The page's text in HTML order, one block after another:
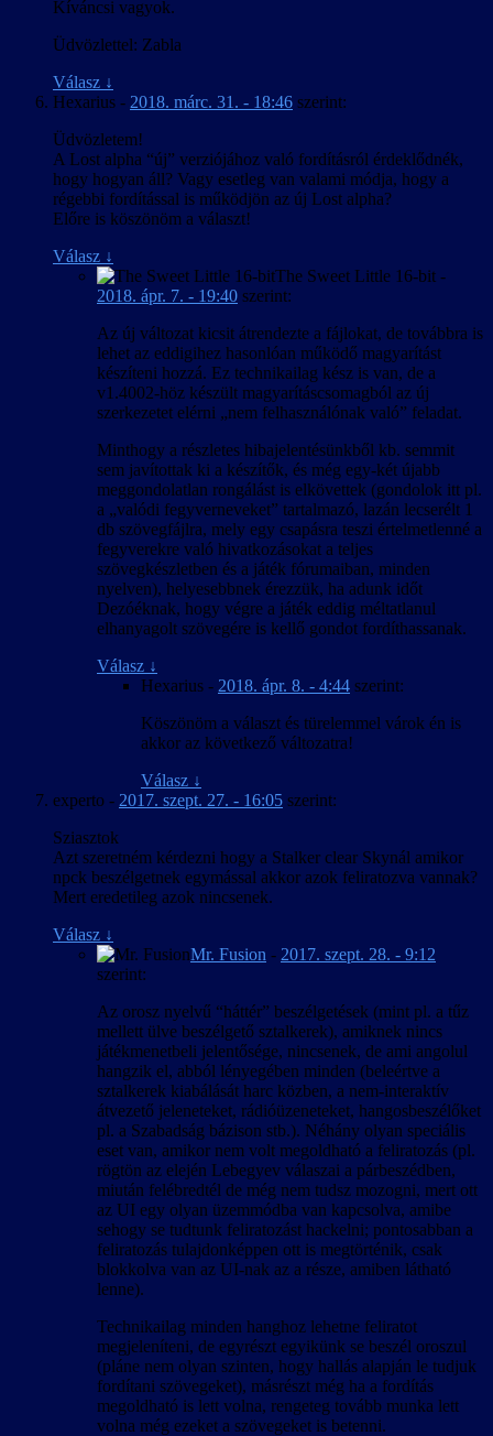
Kíváncsi vagyok.
Üdvözlettel: Zabla
Válasz ↓
Hexarius - 2018. márc. 31. - 18:46 szerint:
Üdvözletem!
A Lost alpha “új” verziójához való fordításról érdeklődnék,
hogy hogyan áll? Vagy esetleg van valami módja, hogy a
régebbi fordítással is működjön az új Lost alpha?
Előre is köszönöm a választ!
Válasz ↓
The Sweet Little 16-bit -
2018. ápr. 7. - 19:40 szerint:
Az új változat kicsit átrendezte a fájlokat, de továbbra is
lehet az eddigihez hasonlóan működő magyarítást
készíteni hozzá. Ez technikailag kész is van, de a
v1.4002-höz készült magyarításcsomagból az új
szerkezetet elérni „nem felhasználónak való” feladat.
Minthogy a részletes hibajelentésünkből kb. semmit
sem javítottak ki a készítők, és még egy-két újabb
meggondolatlan rongálást is elkövettek (gondolok itt pl.
a „valódi fegyverneveket” tartalmazó, lazán lecserélt 1
db szövegfájlra, mely egy csapásra teszi értelmetlenné a
fegyverekre való hivatkozásokat a teljes
szövegkészletben és a játék fórumaiban, minden
nyelven), helyesebbnek érezzük, ha adunk időt
Dezóéknak, hogy végre a játék eddig méltatlanul
elhanyagolt szövegére is kellő gondot fordíthassanak.
Válasz ↓
Hexarius - 2018. ápr. 8. - 4:44 szerint:
Köszönöm a választ és türelemmel várok én is
akkor az következő változatra!
Válasz ↓
experto - 2017. szept. 27. - 16:05 szerint:
Sziasztok
Azt szeretném kérdezni hogy a Stalker clear Skynál amikor
npck beszélgetnek egymással akkor azok feliratozva vannak?
Mert eredetileg azok nincsenek.
Válasz ↓
Mr. Fusion - 2017. szept. 28. - 9:12
szerint:
Az orosz nyelvű “háttér” beszélgetések (mint pl. a tűz
mellett ülve beszélgető sztalkerek), amiknek nincs
játékmenetbeli jelentősége, nincsenek, de ami angolul
hangzik el, abból lényegében minden (beleértve a
sztalkerek kiabálását harc közben, a nem-interaktív
átvezető jeleneteket, rádióüzeneteket, hangosbeszélőket
pl. a Szabadság bázison stb.). Néhány olyan speciális
eset van, amikor nem volt megoldható a feliratozás (pl.
rögtön az elején Lebegyev válaszai a párbeszédben,
miután felébredtél de még nem tudsz mozogni, mert ott
az UI egy olyan üzemmódba van kapcsolva, amibe
sehogy se tudtunk feliratozást hackelni; pontosabban a
feliratozás tulajdonképpen ott is megtörténik, csak
blokkolva van az UI-nak az a része, amiben látható
lenne).
Technikailag minden hanghoz lehetne feliratot
megjeleníteni, de egyrészt egyikünk se beszél oroszul
(pláne nem olyan szinten, hogy hallás alapján le tudjuk
fordítani szövegeket), másrészt még ha a fordítás
megoldható is lett volna, rengeteg tovább munka lett
volna még ezeket a szövegeket is betenni.